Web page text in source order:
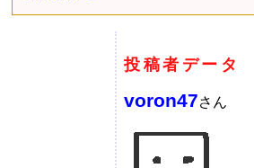
投稿者データ
voron47さん